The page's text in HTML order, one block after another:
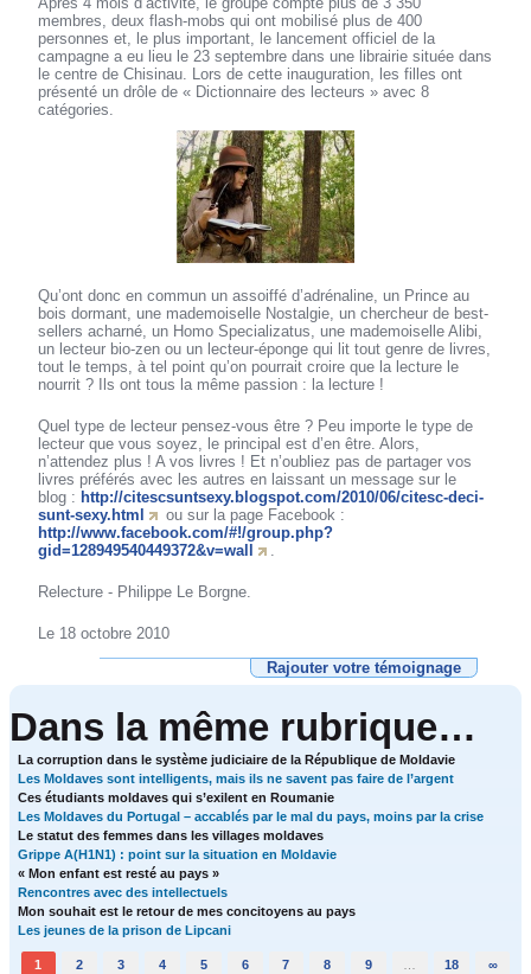
membres, deux flash-mobs qui ont mobilisé plus de 400
personnes et, le plus important, le lancement officiel de la
campagne a eu lieu le 23 septembre dans une librairie située dans
le centre de Chisinau. Lors de cette inauguration, les filles ont
présenté un drôle de « Dictionnaire des lecteurs » avec 8
catégories.
Qu’ont donc en commun un assoiffé d’adrénaline, un Prince au
bois dormant, une mademoiselle Nostalgie, un chercheur de best-
sellers acharné, un Homo Specializatus, une mademoiselle Alibi,
un lecteur bio-zen ou un lecteur-éponge qui lit tout genre de livres,
tout le temps, à tel point qu’on pourrait croire que la lecture le
nourrit ? Ils ont tous la même passion : la lecture !
Quel type de lecteur pensez-vous être ? Peu importe le type de
lecteur que vous soyez, le principal est d’en être. Alors,
n’attendez plus ! A vos livres ! Et n’oubliez pas de partager vos
livres préférés avec les autres en laissant un message sur le
blog : http://citescsuntsexy.blogspot.com/2010/06/citesc-deci-
sunt-sexy.html
ou sur la page Facebook :
http://www.facebook.com/#!/group.php?
gid=128949540449372&v=wall
.
Relecture - Philippe Le Borgne.
Le 18 octobre 2010
Rajouter votre témoignage
Dans la même rubrique…
La corruption dans le système judiciaire de la République de Moldavie
Les Moldaves sont intelligents, mais ils ne savent pas faire de l’argent
Ces étudiants moldaves qui s’exilent en Roumanie
Les Moldaves du Portugal – accablés par le mal du pays, moins par la crise
Le statut des femmes dans les villages moldaves
Grippe A(H1N1) : point sur la situation en Moldavie
« Mon enfant est resté au pays »
Rencontres avec des intellectuels
Mon souhait est le retour de mes concitoyens au pays
Les jeunes de la prison de Lipcani
1 2 3 4 5 6 7 8 9 18 ∞